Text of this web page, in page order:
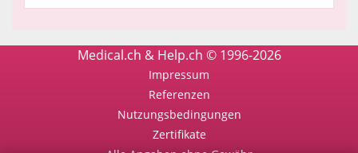
Medical.ch & Help.ch © 1996-2026
Impressum
Referenzen
Nutzungsbedingungen
Zertifikate